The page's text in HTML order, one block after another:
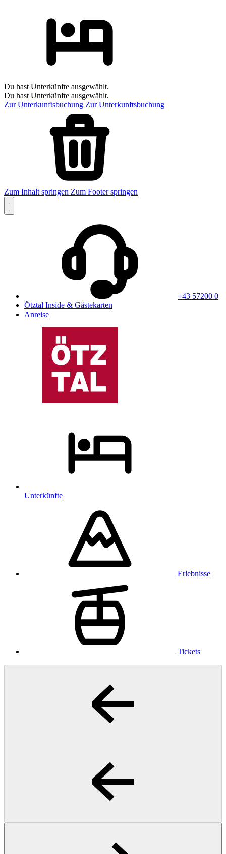
Du hast Unterkünfte ausgewählt.
Du hast Unterkünfte ausgewählt.
Zur Unterkunftsbuchung Zur Unterkunftsbuchung
Zum Inhalt springen Zum Footer springen
+43 57200 0
Ötztal Inside & Gästekarten
Anreise
Unterkünfte
Erlebnisse
Tickets